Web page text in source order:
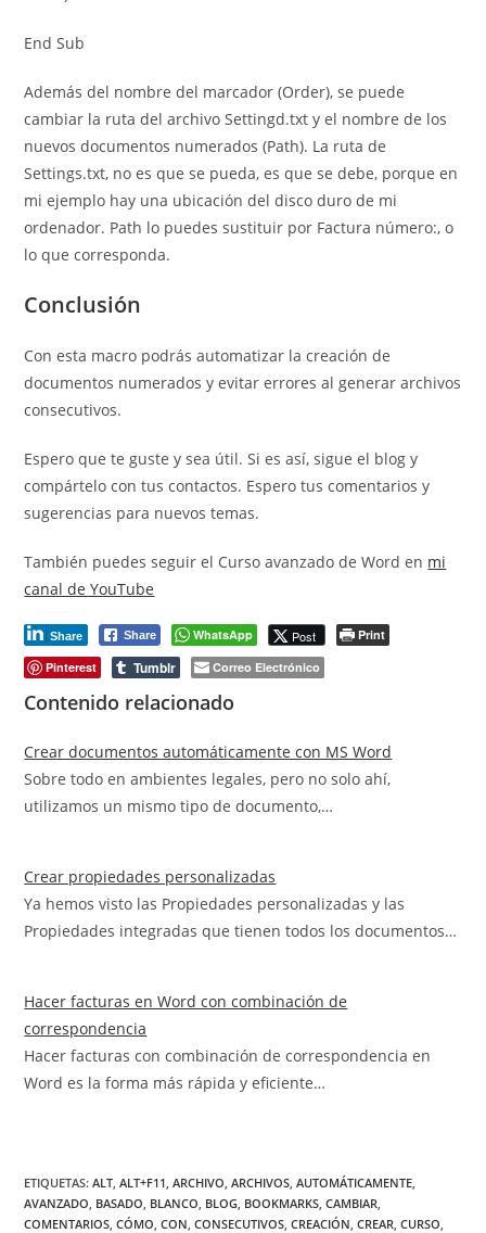
End Sub
Además del nombre del marcador (Order), se puede
cambiar la ruta del archivo Settingd.txt y el nombre de los
nuevos documentos numerados (Path). La ruta de
Settings.txt, no es que se pueda, es que se debe, porque en
mi ejemplo hay una ubicación del disco duro de mi
ordenador. Path lo puedes sustituir por Factura número:, o
lo que corresponda.
Conclusión
Con esta macro podrás automatizar la creación de
documentos numerados y evitar errores al generar archivos
consecutivos.
Espero que te guste y sea útil. Si es así, sigue el blog y
compártelo con tus contactos. Espero tus comentarios y
sugerencias para nuevos temas.
También puedes seguir el Curso avanzado de Word en mi
canal de YouTube
Share Share WhatsApp Post
Print
Pinterest
Tumblr Correo Electrónico
Contenido relacionado
Crear documentos automáticamente con MS Word
Sobre todo en ambientes legales, pero no solo ahí,
utilizamos un mismo tipo de documento,…
Crear propiedades personalizadas
Ya hemos visto las Propiedades personalizadas y las
Propiedades integradas que tienen todos los documentos…
Hacer facturas en Word con combinación de
correspondencia
Hacer facturas con combinación de correspondencia en
Word es la forma más rápida y eficiente…
ETIQUETAS:ALT, ALT+F11, ARCHIVO, ARCHIVOS, AUTOMÁTICAMENTE,
AVANZADO, BASADO, BLANCO, BLOG, BOOKMARKS, CAMBIAR,
COMENTARIOS, CÓMO, CON, CONSECUTIVOS, CREACIÓN, CREAR, CURSO,